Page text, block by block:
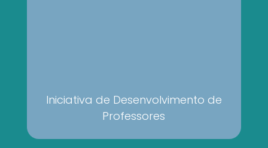
Iniciativa de Desenvolvimento de
Professores